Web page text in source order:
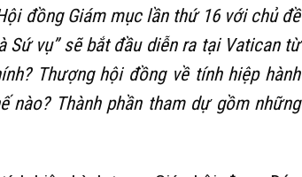
đồng Giám mục lần thứ 16 với chủ đề
Sứ vụ” sẽ bắt đầu diễn ra tại Vatican từ
Thượng hội đồng về tính hiệp hành
Thành phần tham dự gồm những